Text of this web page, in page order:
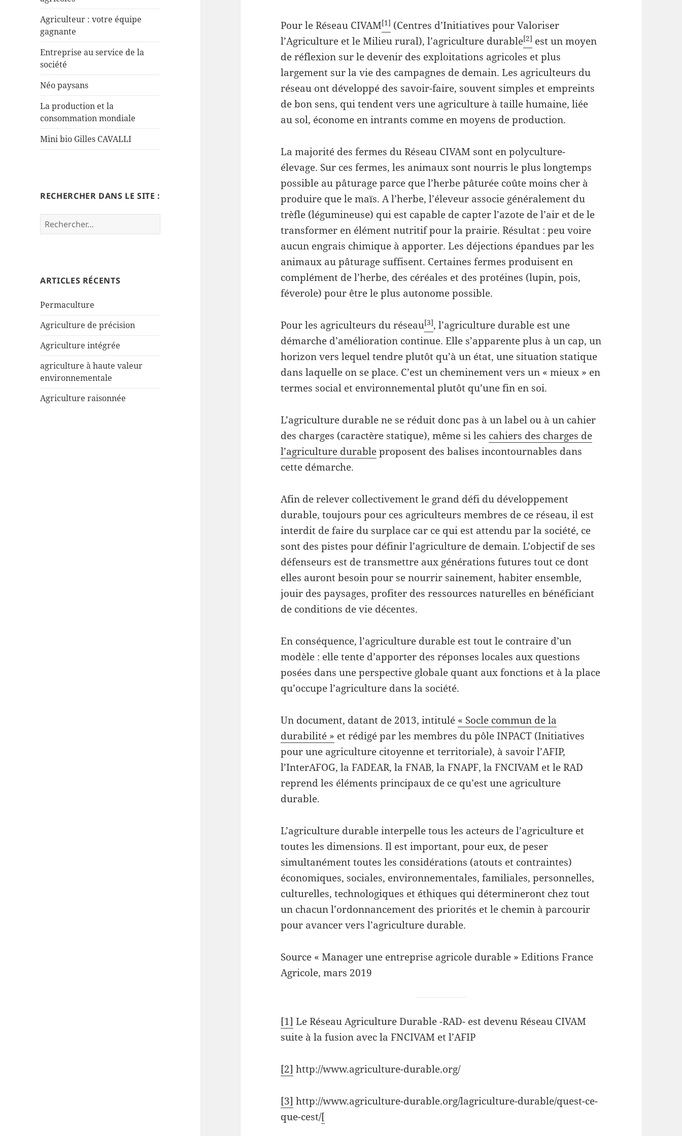
Agriculteur : votre équipe
gagnante
Entreprise au service de la
société
Néo paysans
La production et la
consommation mondiale
Mini bio Gilles CAVALLI
RECHERCHER DANS LE SITE :
Rechercher :
ARTICLES RÉCENTS
Permaculture
Agriculture de précision
Agriculture intégrée
agriculture à haute valeur
environnementale
Agriculture raisonnée
Pour le Réseau CIVAM[1] (Centres d’Initiatives pour Valoriser
l’Agriculture et le Milieu rural), l’agriculture durable[2] est un moyen
de réflexion sur le devenir des exploitations agricoles et plus
largement sur la vie des campagnes de demain. Les agriculteurs du
réseau ont développé des savoir-faire, souvent simples et empreints
de bon sens, qui tendent vers une agriculture à taille humaine, liée
au sol, économe en intrants comme en moyens de production.
La majorité des fermes du Réseau CIVAM sont en polyculture-
élevage. Sur ces fermes, les animaux sont nourris le plus longtemps
possible au pâturage parce que l’herbe pâturée coûte moins cher à
produire que le maïs. A l’herbe, l’éleveur associe généralement du
trèfle (légumineuse) qui est capable de capter l’azote de l’air et de le
transformer en élément nutritif pour la prairie. Résultat : peu voire
aucun engrais chimique à apporter. Les déjections épandues par les
animaux au pâturage suffisent. Certaines fermes produisent en
complément de l’herbe, des céréales et des protéines (lupin, pois,
féverole) pour être le plus autonome possible.
Pour les agriculteurs du réseau[3], l’agriculture durable est une
démarche d’amélioration continue. Elle s’apparente plus à un cap, un
horizon vers lequel tendre plutôt qu’à un état, une situation statique
dans laquelle on se place. C’est un cheminement vers un « mieux » en
termes social et environnemental plutôt qu’une fin en soi.
L’agriculture durable ne se réduit donc pas à un label ou à un cahier
des charges (caractère statique), même si les cahiers des charges de
l’agriculture durableproposent des balises incontournables dans
cette démarche.
Afin de relever collectivement le grand défi du développement
durable, toujours pour ces agriculteurs membres de ce réseau, il est
interdit de faire du surplace car ce qui est attendu par la société, ce
sont des pistes pour définir l’agriculture de demain. L’objectif de ses
défenseurs est de transmettre aux générations futures tout ce dont
elles auront besoin pour se nourrir sainement, habiter ensemble,
jouir des paysages, profiter des ressources naturelles en bénéficiant
de conditions de vie décentes.
En conséquence, l’agriculture durable est tout le contraire d’un
modèle : elle tente d’apporter des réponses locales aux questions
posées dans une perspective globale quant aux fonctions et à la place
qu’occupe l’agriculture dans la société.
Un document, datant de 2013, intitulé « Socle commun de la
durabilité » et rédigé par les membres du pôle INPACT (Initiatives
pour une agriculture citoyenne et territoriale), à savoir l’AFIP,
l’InterAFOG, la FADEAR, la FNAB, la FNAPF, la FNCIVAM et le RAD
reprend les éléments principaux de ce qu’est une agriculture
durable.
L’agriculture durable interpelle tous les acteurs de l’agriculture et
toutes les dimensions. Il est important, pour eux, de peser
simultanément toutes les considérations (atouts et contraintes)
économiques, sociales, environnementales, familiales, personnelles,
culturelles, technologiques et éthiques qui détermineront chez tout
un chacun l’ordonnancement des priorités et le chemin à parcourir
pour avancer vers l’agriculture durable.
Source « Manager une entreprise agricole durable » Editions France
Agricole, mars 2019
[1] Le Réseau Agriculture Durable -RAD- est devenu Réseau CIVAM
suite à la fusion avec la FNCIVAM et l’AFIP
[2] http://www.agriculture-durable.org/
[3] http://www.agriculture-durable.org/lagriculture-durable/quest-ce-
que-cest/[